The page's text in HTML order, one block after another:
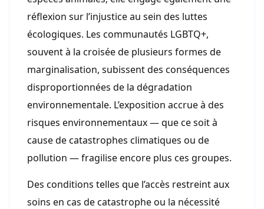
réflexion sur l’injustice au sein des luttes
écologiques. Les communautés LGBTQ+,
souvent à la croisée de plusieurs formes de
marginalisation, subissent des conséquences
disproportionnées de la dégradation
environnementale. L’exposition accrue à des
risques environnementaux — que ce soit à
cause de catastrophes climatiques ou de
pollution — fragilise encore plus ces groupes.
Des conditions telles que l’accès restreint aux
soins en cas de catastrophe ou la nécessité